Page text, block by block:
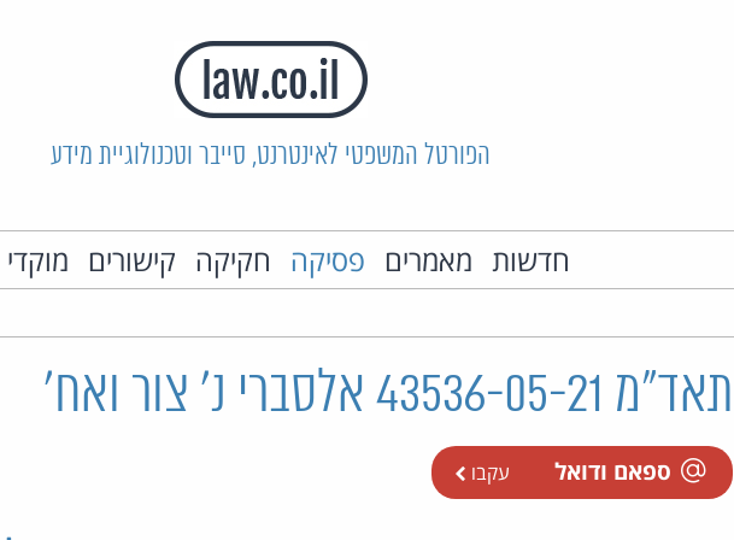
הפורטל המשפטי לאינטרנט, סייבר וטכנולוגיית מידע
חדשות מאמרים פסיקה חקיקה קישורים
תאד"מ 43536-05-21 אלסברי נ' צור ואח'
ספאם ודואל עקבו